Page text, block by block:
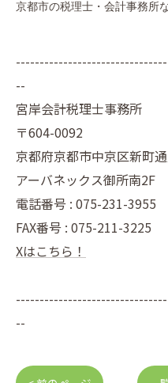
京都市の税理士・会計事務所
--
宮岸会計税理士事務所
〒604-0092
京都府京都市中京区新町
アーバネックス御所南2F
電話番号 : 075-231-3955
FAX番号 : 075-211-3225
Xはこちら！
--